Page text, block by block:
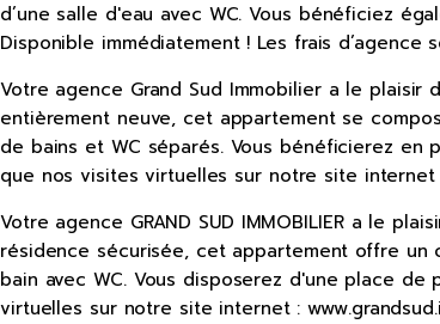
d’une salle d'eau avec WC. Vous bénéficiez
Disponible immédiatement ! Les frais
Votre agence Grand Sud Immobilier a le plaisir
entièrement neuve, cet appartement se
de bains et WC séparés. Vous bénéficierez en
que nos visites virtuelles sur notre site internet
Votre agence GRAND SUD IMMOBILIER a le
résidence sécurisée, cet appartement offre un
bain avec WC. Vous disposerez d'une place
virtuelles sur notre site internet :